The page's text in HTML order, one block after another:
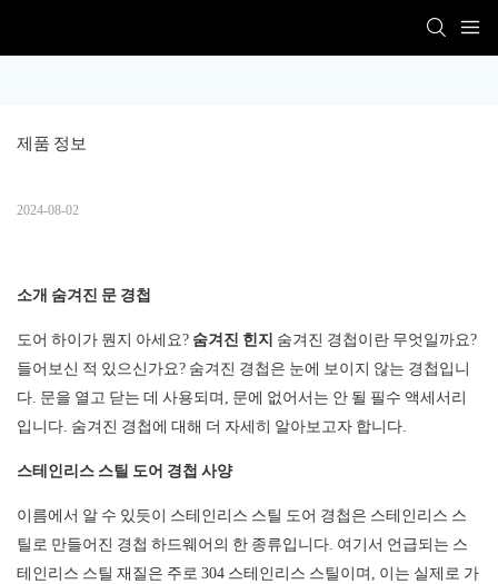
제품 정보
2024-08-02
소개 숨겨진 문 경첩
도어 하이가 뭔지 아세요? 숨겨진 힌지 숨겨진 경첩이란 무엇일까요?
들어보신 적 있으신가요? 숨겨진 경첩은 눈에 보이지 않는 경첩입니
다. 문을 열고 닫는 데 사용되며, 문에 없어서는 안 될 필수 액세서리
입니다. 숨겨진 경첩에 대해 더 자세히 알아보고자 합니다.
스테인리스 스틸 도어 경첩 사양
이름에서 알 수 있듯이 스테인리스 스틸 도어 경첩은 스테인리스 스
틸로 만들어진 경첩 하드웨어의 한 종류입니다. 여기서 언급되는 스
테인리스 스틸 재질은 주로 304 스테인리스 스틸이며, 이는 실제로 가